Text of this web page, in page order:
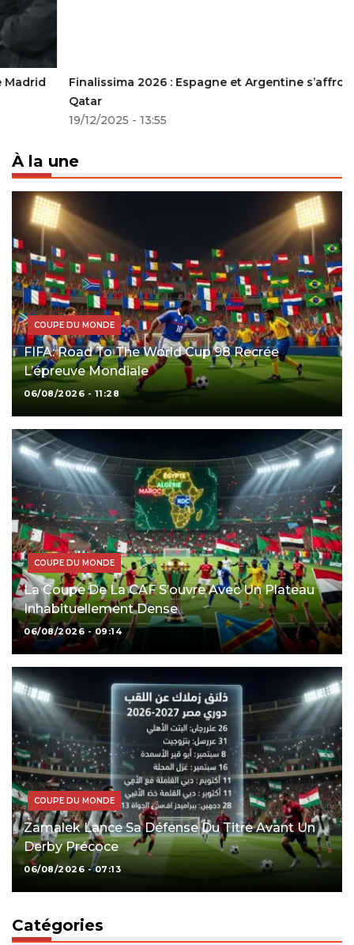
Finalissima 2026 : Espagne et Argentine s’affrontent au
19/12/2025 - 13:55
À la une
COUPE DU MONDE
FIFA: Road To The World Cup 98 Recrée
L’épreuve Mondiale
06/08/2026 - 11:28
COUPE DU MONDE
La Coupe De La CAF S’ouvre Avec Un Plateau
Inhabituellement Dense
06/08/2026 - 09:14
COUPE DU MONDE
Zamalek Lance Sa Défense Du Titre Avant Un
Derby Précoce
06/08/2026 - 07:13
Catégories